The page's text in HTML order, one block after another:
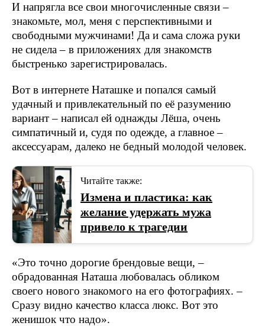
И напрягла все свои многочисленные связи –
знакомьте, мол, меня с перспективными и
свободными мужчинами! Да и сама сложа руки
не сидела – в приложениях для знакомств
быстренько зарегистрировалась.
Вот в интернете Наташке и попался самый
удачный и привлекательный по её разумению
вариант – написал ей однажды Лёша, очень
симпатичный и, судя по одежде, а главное –
аксессуарам, далеко не бедный молодой человек.
Читайте также:
Измена и пластика: как
желание удержать мужа
привело к трагедии
«Это точно дорогие брендовые вещи, –
обрадованная Наташа любовалась обликом
своего нового знакомого на его фотографиях. –
Сразу видно качество класса люкс. Вот это
женишок что надо».